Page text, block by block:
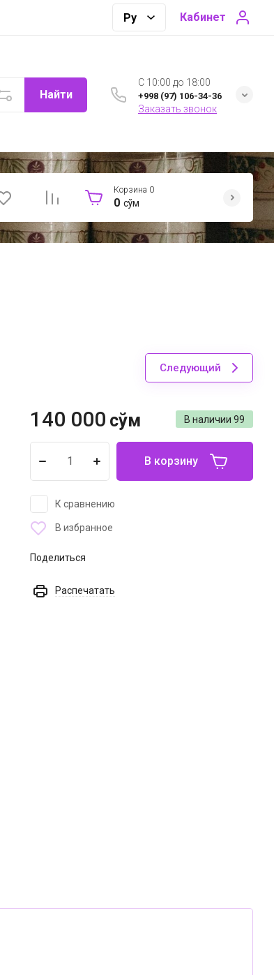
Кабинет
Найти
C 10:00 до 18:00
+998 (97) 106-34-36
Заказать звонок
Корзина 0
0 сўм
Следующий
В наличии 99
140 000 сўм
В корзину
К сравнению
В избранное
Поделиться
Распечатать